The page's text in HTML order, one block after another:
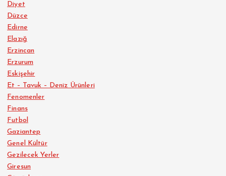
Diyet
Düzce
Edirne
Elazığ
Erzincan
Erzurum
Eskişehir
Et – Tavuk – Deniz Ürünleri
Fenomenler
Finans
Futbol
Gaziantep
Genel Kültür
Gezilecek Yerler
Giresun